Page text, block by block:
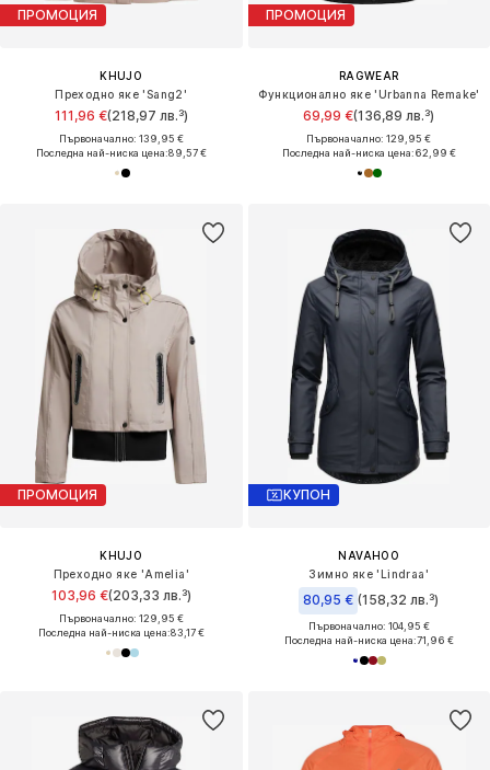
ПРОМОЦИЯ
KHUJO
Преходно яке 'Sang2'
111,96 €(218,97 лв.³)
Първоначално: 139,95 €
Последна най-ниска цена:89,57 €
ПРОМОЦИЯ
RAGWEAR
Функционално яке 'Urbanna Remake'
69,99 €(136,89 лв.³)
Първоначално: 129,95 €
Последна най-ниска цена:62,99 €
ПРОМОЦИЯ
KHUJO
Преходно яке 'Amelia'
103,96 €(203,33 лв.³)
Първоначално: 129,95 €
Последна най-ниска цена:83,17 €
КУПОН
NAVAHOO
Зимно яке 'Lindraa'
80,95 € (158,32 лв.³)
Първоначално: 104,95 €
Последна най-ниска цена:71,96 €